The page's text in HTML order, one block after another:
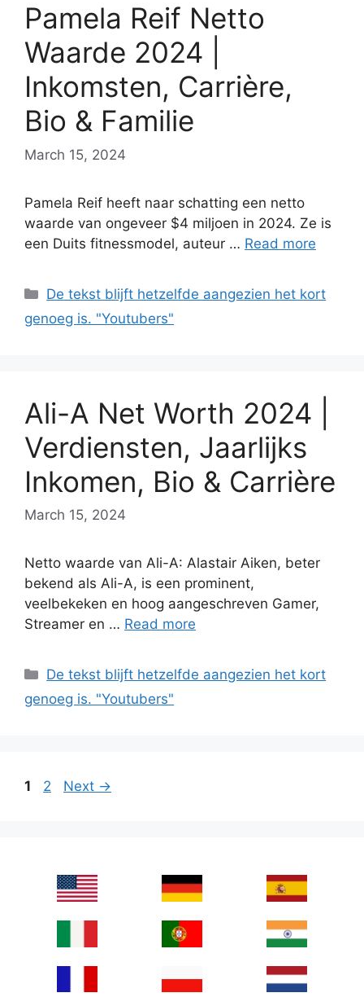
Pamela Reif Netto
Waarde 2024 |
Inkomsten, Carrière,
Bio & Familie
March 15, 2024
Pamela Reif heeft naar schatting een netto
waarde van ongeveer $4 miljoen in 2024. Ze is
een Duits fitnessmodel, auteur … Read more
Categories
De tekst blijft hetzelfde aangezien het kort
genoeg is. "Youtubers"
Ali-A Net Worth 2024 |
Verdiensten, Jaarlijks
Inkomen, Bio & Carrière
March 15, 2024
Netto waarde van Ali-A: Alastair Aiken, beter
bekend als Ali-A, is een prominent,
veelbekeken en hoog aangeschreven Gamer,
Streamer en … Read more
Categories
De tekst blijft hetzelfde aangezien het kort
genoeg is. "Youtubers"
Page
1 Page
2 Next →